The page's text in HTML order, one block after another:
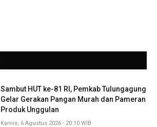
Sambut HUT ke-81 RI, Pemkab Tulungagung
Gelar Gerakan Pangan Murah dan Pameran
Produk Unggulan
Kamis, 6 Agustus 2026 - 20:10 WIB